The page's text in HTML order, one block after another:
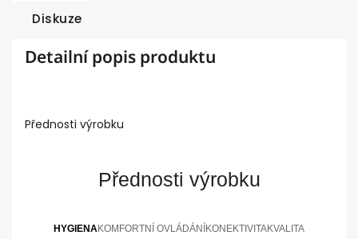
Diskuze
Detailní popis produktu
Přednosti výrobku
Přednosti výrobku
HYGIENAKOMFORTNÍ OVLÁDÁNÍ KONEKTIVITAKVALITA